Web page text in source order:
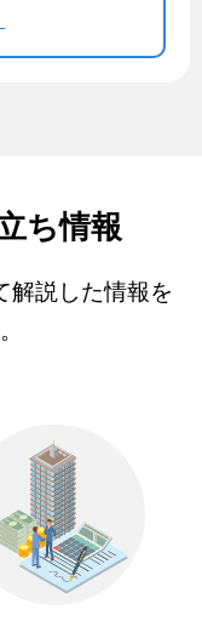
ち情報
解説した情報を